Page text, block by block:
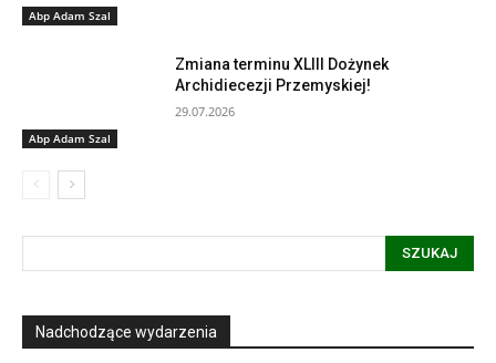
Abp Adam Szal
Abp Adam Szal
Zmiana terminu XLIII Dożynek
Archidiecezji Przemyskiej!
29.07.2026
SZUKAJ
Nadchodzące wydarzenia